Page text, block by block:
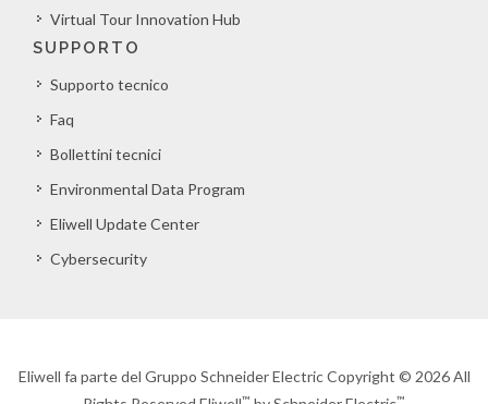
Virtual Tour Innovation Hub
SUPPORTO
Supporto tecnico
Faq
Bollettini tecnici
Environmental Data Program
Eliwell Update Center
Cybersecurity
Eliwell fa parte del Gruppo Schneider Electric Copyright © 2026 All
™ ™